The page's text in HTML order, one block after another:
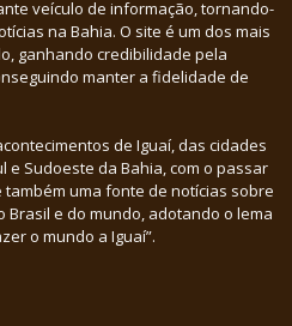
veículo de informação, tornando-
na Bahia. O site é um dos mais
ganhando credibilidade pela
manter a fidelidade de
de Iguaí, das cidades
e Sudoeste da Bahia, com o passar
uma fonte de notícias sobre
Brasil e do mundo, adotando o lema
o mundo a Iguaí”.